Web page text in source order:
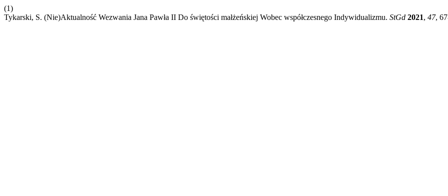
(1)
Tykarski, S. (Nie)Aktualność Wezwania Jana Pawła II Do świętości małżeńskiej Wobec współczesnego Indywidualizmu. StGd 2021, 47,